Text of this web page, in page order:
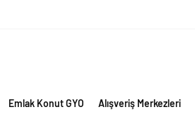
Emlak Konut GYO Alışveriş Merkezleri